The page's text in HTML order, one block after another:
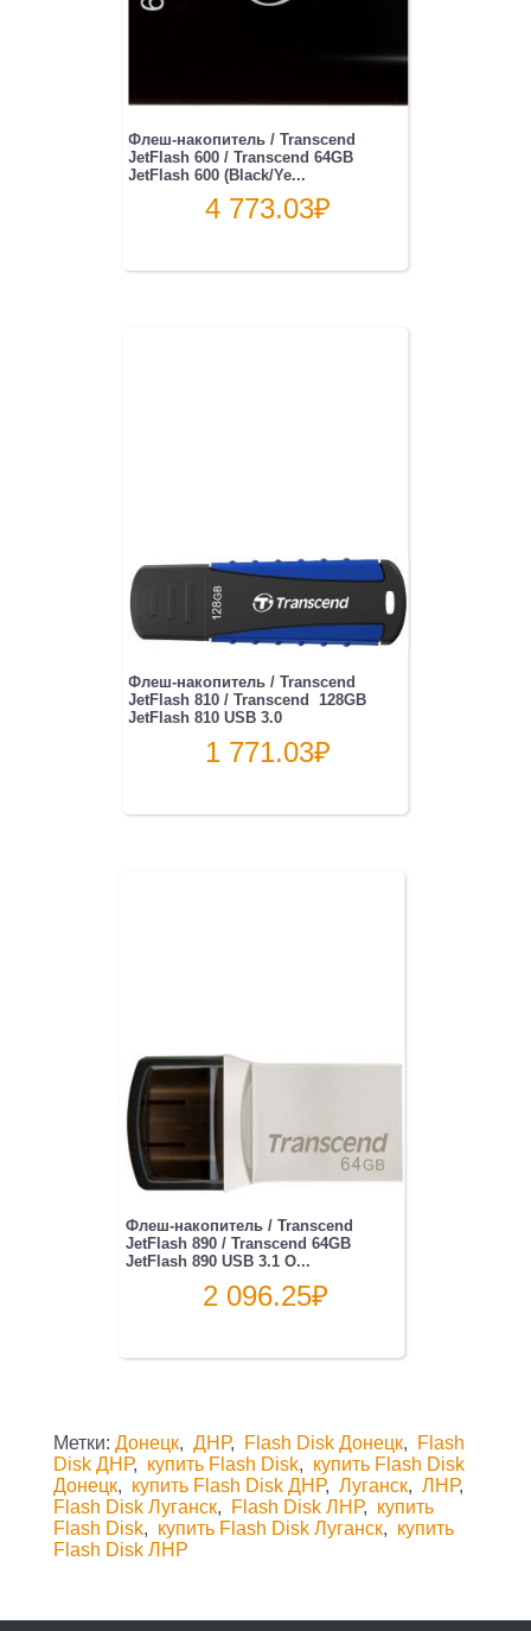
Флеш-накопитель / Transcend
JetFlash 600 / Transcend 64GB
JetFlash 600 (Black/Ye...
4 773.03₽
Флеш-накопитель / Transcend
JetFlash 810 / Transcend 128GB
JetFlash 810 USB 3.0
1 771.03₽
Флеш-накопитель / Transcend
JetFlash 890 / Transcend 64GB
JetFlash 890 USB 3.1 O...
2 096.25₽
Метки: Донецк, ДНР, Flash Disk Донецк,
Flash
Disk ДНР, купить Flash Disk, купить Flash Disk
Донецк, купить Flash Disk ДНР, Луганск, ЛНР,
Flash Disk Луганск, Flash Disk ЛНР, купить
Flash Disk, купить Flash Disk Луганск, купить
Flash Disk ЛНР